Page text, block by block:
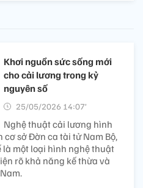
Khơi nguồn sức sống mới
cho cải lương trong kỷ
nguyên số
25/05/2026 14:07’
Nghệ thuật cải lương hình
sở Đờn ca tài tử Nam Bộ,
một loại hình nghệ thuật
rõ khả năng kế thừa và